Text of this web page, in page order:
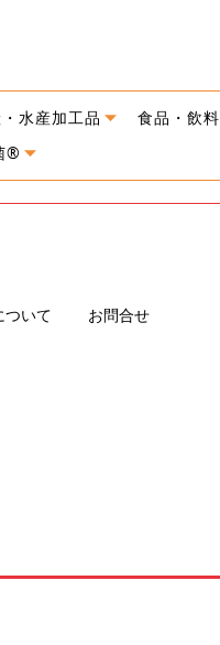
水産加工品
食品・飲料
®
ついて お問合せ